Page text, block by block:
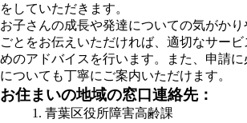
をしていただきます。
お子さんの成長や発達についての気がかり
ごとをお伝えいただければ、適切なサー
めのアドバイスを行います。また、申請に
についても丁寧にご案内いただけます。
お住まいの地域の窓口連絡先：
青葉区役所障害高齢課